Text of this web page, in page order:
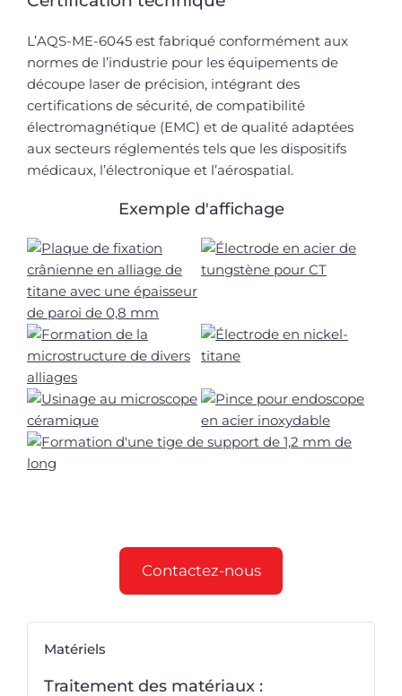
L’AQS-ME-6045 est fabriqué conformément aux
normes de l’industrie pour les équipements de
découpe laser de précision, intégrant des
certifications de sécurité, de compatibilité
électromagnétique (EMC) et de qualité adaptées
aux secteurs réglementés tels que les dispositifs
médicaux, l’électronique et l’aérospatial.
Exemple d'affichage
Contactez-nous
Matériels
Traitement des matériaux :